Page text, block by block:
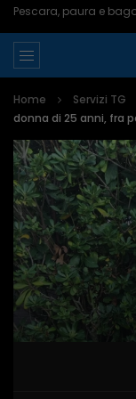
Home Servizi TG
donna di 25 anni, fra